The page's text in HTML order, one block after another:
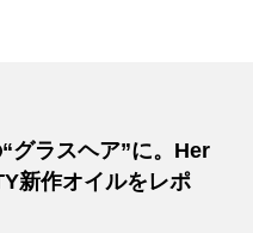
グラスヘア”に。Her
新作オイルをレポ